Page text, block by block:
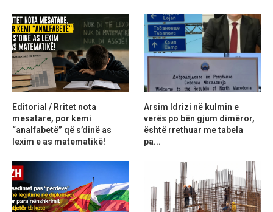
Editorial / Rritet nota
mesatare, por kemi
“analfabetë” që s’dinë as
lexim e as matematikë!
Arsim Idrizi në kulmin e
verës po bën gjum dimëror,
është rrethuar me tabela
pa...